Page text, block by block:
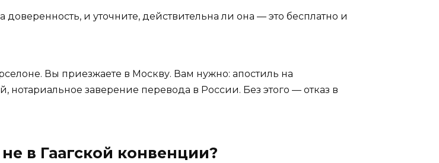
и уточните, действительна ли она — это бесплатно и
Вы приезжаете в Москву. Вам нужно: апостиль на
заверение перевода в России. Без этого — отказ в
в Гаагской конвенции?